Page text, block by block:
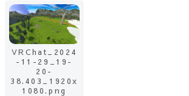
VRChat_2024
-11-29_19-
20-
38.403_1920x
1080.png